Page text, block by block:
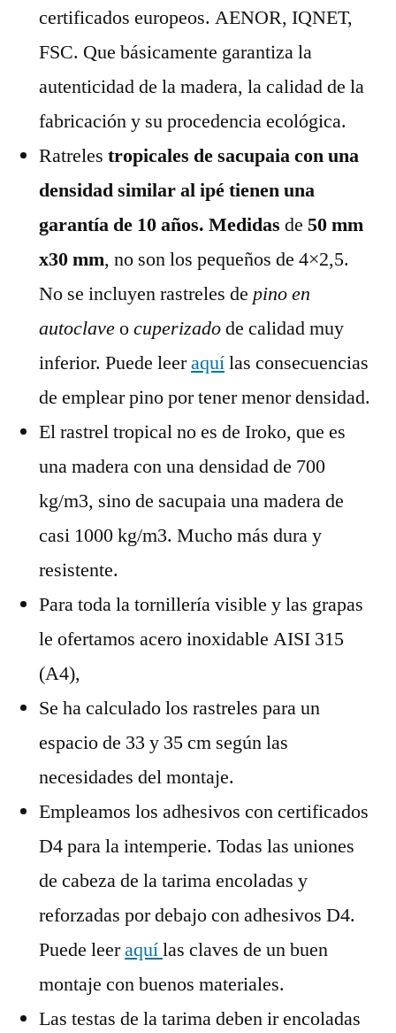
certificados europeos. AENOR, IQNET,
FSC. Que básicamente garantiza la
autenticidad de la madera, la calidad de la
fabricación y su procedencia ecológica.
Ratreles tropicales de sacupaia con una
densidad similar al ipé tienen una
garantía de 10 años. Medidas de 50 mm
x30 mm, no son los pequeños de 4×2,5.
No se incluyen rastreles de pino en
autoclaveocuperizadode calidad muy
inferior. Puede leeraquílas consecuencias
de emplear pino por tener menor densidad.
El rastrel tropical no es de Iroko, que es
una madera con una densidad de 700
kg/m3, sino de sacupaia una madera de
casi 1000 kg/m3. Mucho más dura y
resistente.
Para toda la tornillería visible y las grapas
le ofertamos acero inoxidable AISI 315
(A4),
Se ha calculado los rastreles para un
espacio de 33 y 35 cm según las
necesidades del montaje.
Empleamos los adhesivos con certificados
D4 para la intemperie. Todas las uniones
de cabeza de la tarima encoladas y
reforzadas por debajo con adhesivos D4.
Puede leeraquílas claves de un buen
montaje con buenos materiales.
Las testas de la tarima deben ir encoladas